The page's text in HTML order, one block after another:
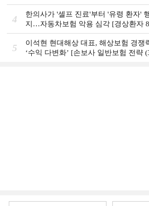
권 하투(夏鬪)]
4
한의사가 '셀프 진료'부터 '유령 환자'
지…자동차보험 악용 심각 [경상환자
도입 초읽기]
5
이석현 현대해상 대표, 해상보험 경쟁
‘수익 다변화ʼ [손보사 일반보험 전략